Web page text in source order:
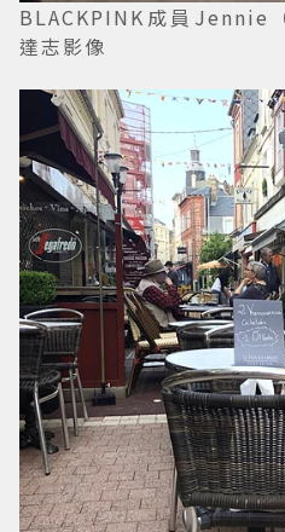
BLACKPINK成員Jennie
達志影像